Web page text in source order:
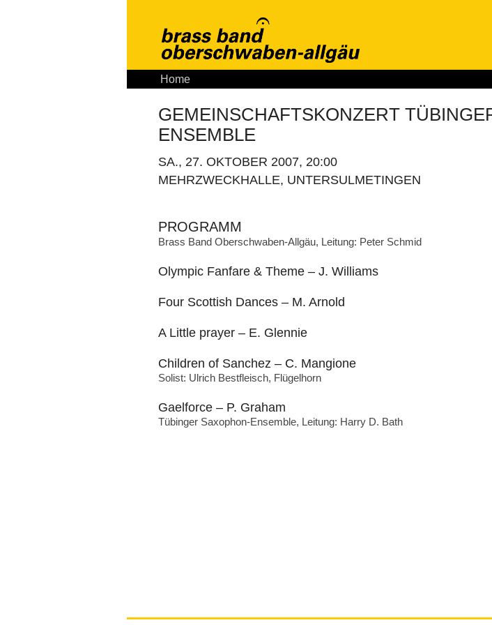
Home
GEMEINSCHAFTSKONZERT
ENSEMBLE
SA., 27. OKTOBER 2007, 20:00
MEHRZWECKHALLE, UNTERSULMETINGEN
PROGRAMM
Brass Band Oberschwaben-Allgäu, Leitung: Peter Schmid
Olympic Fanfare & Theme – J. Williams
Four Scottish Dances – M. Arnold
A Little prayer – E. Glennie
Children of Sanchez – C. Mangione
Solist: Ulrich Bestfleisch, Flügelhorn
Gaelforce – P. Graham
Tübinger Saxophon-Ensemble, Leitung: Harry D. Bath